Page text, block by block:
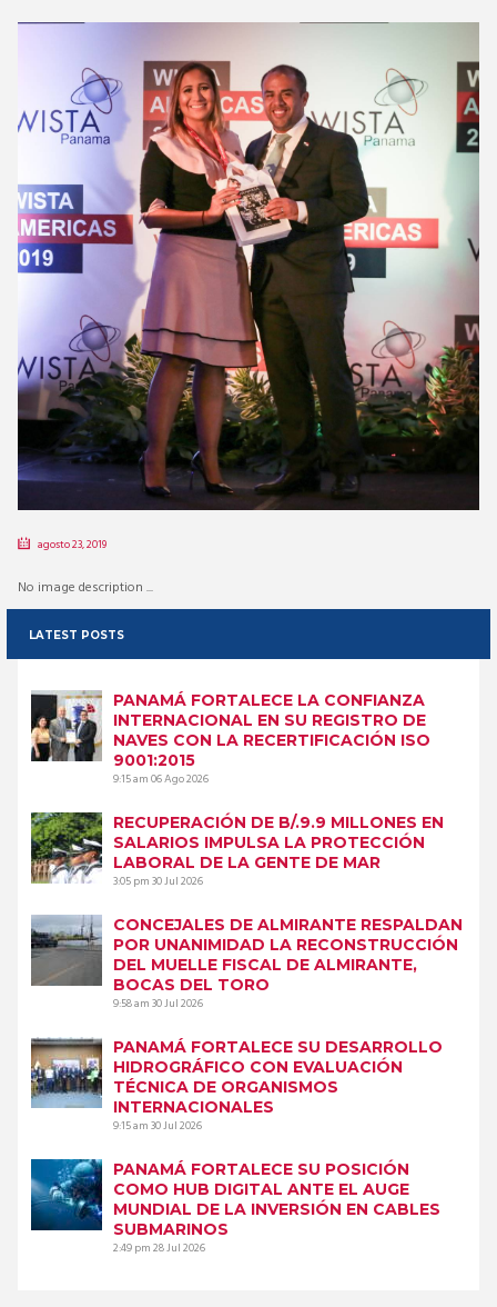
agosto 23, 2019
No image description ...
LATEST POSTS
PANAMÁ FORTALECE LA CONFIANZA
INTERNACIONAL EN SU REGISTRO DE
NAVES CON LA RECERTIFICACIÓN ISO
9001:2015
9:15 am06 Ago 2026
RECUPERACIÓN DE B/.9.9 MILLONES EN
SALARIOS IMPULSA LA PROTECCIÓN
LABORAL DE LA GENTE DE MAR
3:05 pm30 Jul 2026
CONCEJALES DE ALMIRANTE RESPALDAN
POR UNANIMIDAD LA RECONSTRUCCIÓN
DEL MUELLE FISCAL DE ALMIRANTE,
BOCAS DEL TORO
9:58 am30 Jul 2026
PANAMÁ FORTALECE SU DESARROLLO
HIDROGRÁFICO CON EVALUACIÓN
TÉCNICA DE ORGANISMOS
INTERNACIONALES
9:15 am30 Jul 2026
PANAMÁ FORTALECE SU POSICIÓN
COMO HUB DIGITAL ANTE EL AUGE
MUNDIAL DE LA INVERSIÓN EN CABLES
SUBMARINOS
2:49 pm28 Jul 2026